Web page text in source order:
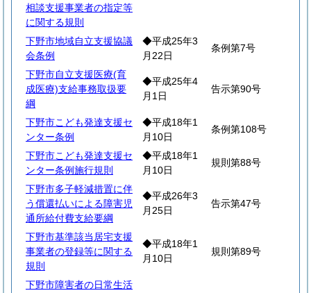
相談支援事業者の指定等
に関する規則
下野市地域自立支援協議
会条例
◆平成25年3
月22日
条例第7号
下野市自立支援医療(育
成医療)支給事務取扱要
綱
◆平成25年4
月1日
告示第90号
下野市こども発達支援セ
ンター条例
◆平成18年1
月10日
条例第108号
下野市こども発達支援セ
ンター条例施行規則
◆平成18年1
月10日
規則第88号
下野市多子軽減措置に伴
う償還払いによる障害児
通所給付費支給要綱
◆平成26年3
月25日
告示第47号
下野市基準該当居宅支援
事業者の登録等に関する
規則
◆平成18年1
月10日
規則第89号
下野市障害者の日常生活